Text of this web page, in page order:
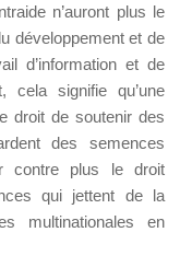
n’auront plus le
développement et de
d’information et de
cela signifie qu’une
droit de soutenir des
des semences
contre plus le droit
qui jettent de la
multinationales en